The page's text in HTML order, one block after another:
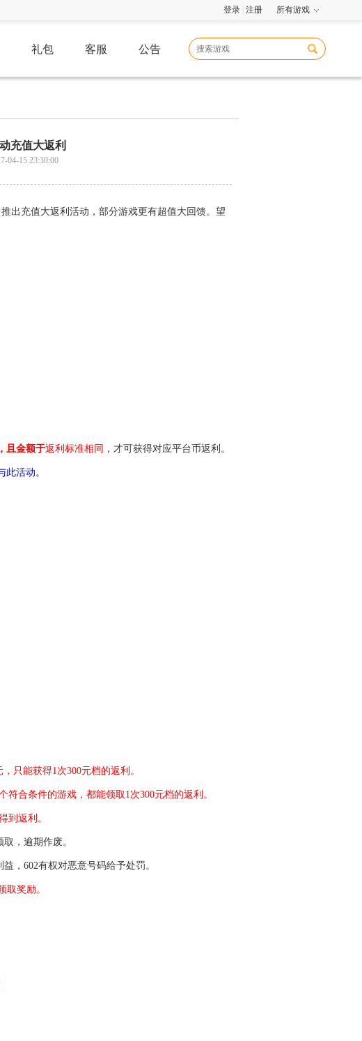
登录 注册 所有游戏
礼包 客服 公告
充值大返利
04-15 23:30:00
出充值大返利活动，部分游戏更有超值大回馈。望
且金额于返利标准相同 ，才可获得对应平台币返利。
活动。
只能获得1次300元档的返利 。
符合条件的游戏，都能领取1次300元档的返利 。
到返利 。
，逾期作废。
，602有权对恶意号码给予处罚。
取奖励。